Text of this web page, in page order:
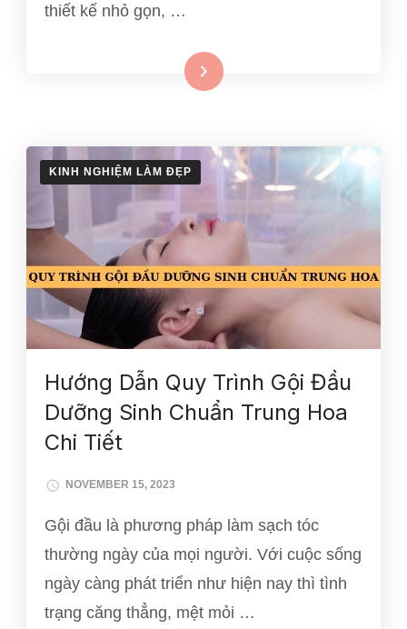
thiết kế nhỏ gọn, …
Xem thêm
KINH NGHIỆM LÀM ĐẸP
Hướng Dẫn Quy Trình Gội Đầu
Dưỡng Sinh Chuẩn Trung Hoa
Chi Tiết
NOVEMBER 15, 2023
Gội đầu là phương pháp làm sạch tóc
thường ngày của mọi người. Với cuộc sống
ngày càng phát triển như hiện nay thì tình
trạng căng thẳng, mệt mỏi …